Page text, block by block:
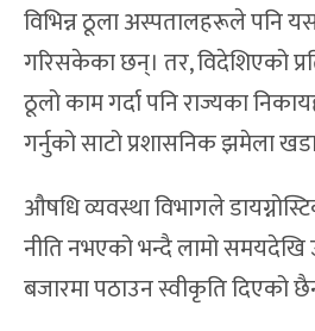
विभिन्न ठूला अस्पतालहरूले पनि
गरिसकेका छन्। तर, विदेशिएको
ठूलो काम गर्दा पनि राज्यका
गर्नुको साटो प्रशासनिक झमेला
औषधि व्यवस्था विभागले
नीति नभएको भन्दै लामो समयदेखि
बजारमा पठाउन स्वीकृति दिएको